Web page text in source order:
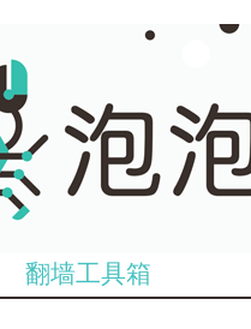
翻墙工具箱